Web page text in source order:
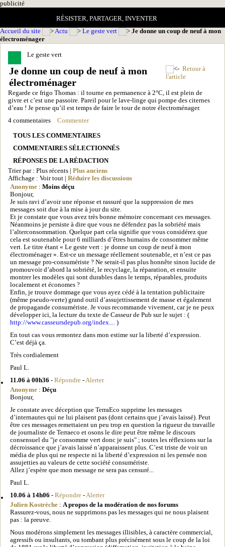
publicité
RÉSISTER, PARTAGER, INVENTER
Accueil du site
Actu Le geste vert
Je donne un coup de neuf à mon
électroménager
Le geste vert
Je donne un coup de neuf à mon
électroménager
Retour à
l'article
Regarde ce frigo Thomas : il tourne en permanence à 2°C, il est plein de
givre et c’est une passoire. Pareil pour le lave-linge qui pompe des citernes
d’eau ! Je pense qu’il est temps de faire le tour de notre électroménager.
4 commentaires
Commenter
TOUS LES COMMENTAIRES
COMMENTAIRES SÉLECTIONNÉS
RÉPONSES DE LA RÉDACTION
Trier par : Plus récents | Plus anciens
Affichage : Voir tout | Réduire les discussions
Anonyme : Moins déçu
Bonjour,
Je suis ravi d’avoir une réponse et rassuré que la suppression de mes
messages soit due à la mise à jour du site.
Et je constate que vous avez très bonne mémoire concernant ces messages.
Néanmoins je persiste à dire que vous ne défendez pas la sobriété mais
l’alterconsommation. Quelque part cela signifie que vous considérez que
cela est soutenable pour 6 milliards d’êtres humains de consommer même
vert. Le titre étant « Le geste vert : je donne un coup de neuf à mon
électroménager ». Est-ce un message réellement soutenable, et n’est ce pas
un message pro-consumériste ? Ne serait-il pas plus honnête sinon lucide de
promouvoir d’abord la sobriété, le recyclage, la réparation, et ensuite
montrer les modèles qui sont durables dans le temps, réparables, produits
localement et économes ?
Enfin, je trouve dommage que vous ayez cédé à la tentation publicitaire
(même pseudo-verte) grand outil d’assujettissement de masse et également
de propagande consumériste. Je vous recommande vivement, car je ne peux
développer ici, la lecture du texte de Casseur de Pub sur le sujet : (
http://www.casseursdepub.org/index....
)
En tout cas vous remontez dans mon estime sur la liberté d’expression.
C’est déjà ça.
Très cordialement
Paul L.
11.06 à 00h36 - Répondre - Alerter
Anonyme : Déçu
Bonjour,
Je constate avec déception que TerraEco supprime les messages
d’internautes qui ne lui plaisent pas (dont certains que j’avais laissé). Peut
être ces messages remettaient un peu trop en question la rigueur du travaille
de journaliste de Terraeco et osons le dire peut être même le discours
consensuel du "je consomme vert donc je suis" ; toutes les réflexions sur la
décroissance que j’avais laissé n’apparaissent plus. C’est triste de voir un
média de plus qui ne respecte ni la liberté d’expression ni les pensée non
assujetties au valeurs de cette société consumériste.
Allez j’espère que mon message ne sera pas censuré...
Paul L.
10.06 à 14h06 - Répondre - Alerter
Julien Kostrèche : A propos de la modération de nos forums
Rassurez-vous, nous ne supprimons pas les messages qui ne nous plaisent
pas : la preuve.
Nous modérons simplement les messages illisibles, à caractère commercial,
agressifs ou insultants, ou tombant plus précisément sous le coup de la loi